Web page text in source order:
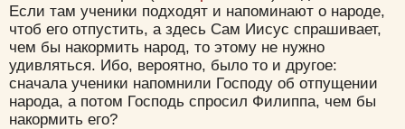
Если там ученики подходят и напоминают о народе,
чтоб его отпустить, а здесь Сам Иисус спрашивает,
чем бы накормить народ, то этому не нужно
удивляться. Ибо, вероятно, было то и другое:
сначала ученики напомнили Господу об отпущении
народа, а потом Господь спросил Филиппа, чем бы
накормить его?